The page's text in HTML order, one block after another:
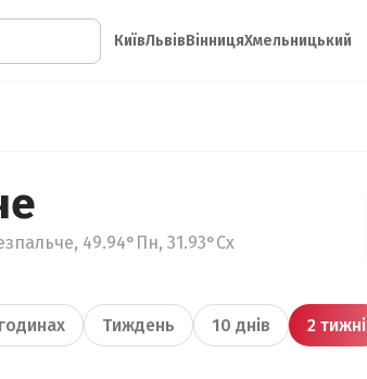
КиївЛьвівВінницяХмельницький
49.94°Пн, 31.93°Сх
Тиждень 10 днів 2 тижні